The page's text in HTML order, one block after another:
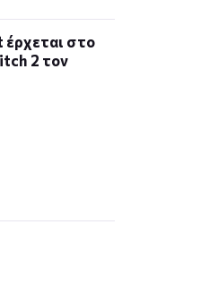
στο
2 τον